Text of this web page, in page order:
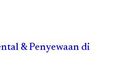
& Penyewaan di